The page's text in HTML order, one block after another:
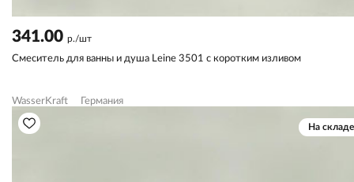
341.00 р./шт
Смеситель для ванны и душа Leine 3501 с коротким изливом
WasserKraft Германия
На складе